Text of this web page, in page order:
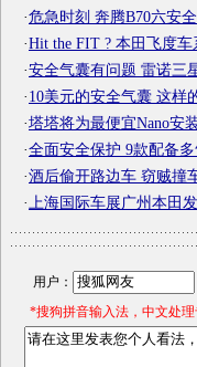
·危急时刻 奔腾B70六安
·Hit the FIT ? 本田飞度
·安全气囊有问题 雷诺三
·10美元的安全气囊 这样
·塔塔将为最便宜Nano安
·全面安全保护 9款配备
·酒后偷开路边车 窃贼撞
· 上海国际车展广州本田
用户：
*搜狗拼音输入法，中文处理